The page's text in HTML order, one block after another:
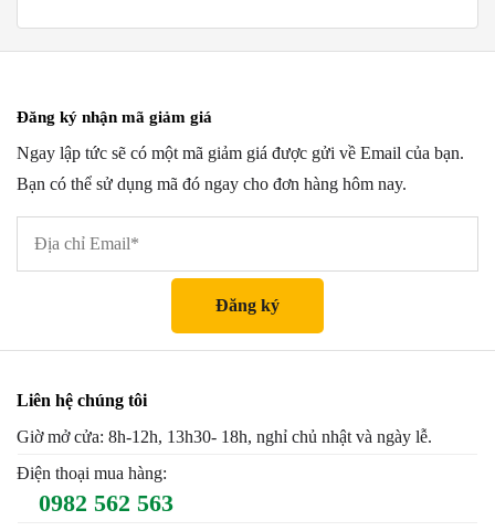
Đăng ký nhận mã giảm giá
Ngay lập tức sẽ có một mã giảm giá được gửi về Email của bạn.
Bạn có thể sử dụng mã đó ngay cho đơn hàng hôm nay.
Liên hệ chúng tôi
Giờ mở cửa: 8h-12h, 13h30- 18h, nghỉ chủ nhật và ngày lễ.
Điện thoại mua hàng:
0982 562 563